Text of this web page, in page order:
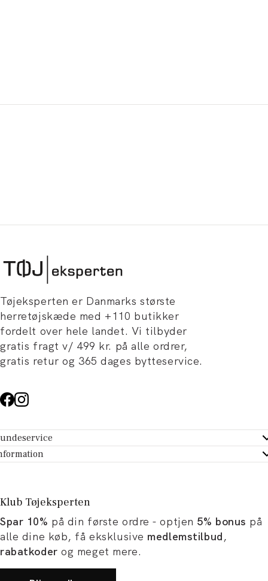
Tøjeksperten er Danmarks største
herretøjskæde med +110 butikker
fordelt over hele landet. Vi tilbyder
gratis fragt v/ 499 kr. på alle ordrer,
gratis retur og 365 dages bytteservice.
- Hjælpecenter
dit køb
Tøjeksperten
og artikler
og karriere
Klub Tøjeksperten
Spar 10% på din første ordre - optjen 5% bonus på
alle dine køb, få eksklusive medlemstilbud,
rabatkoder og meget mere.